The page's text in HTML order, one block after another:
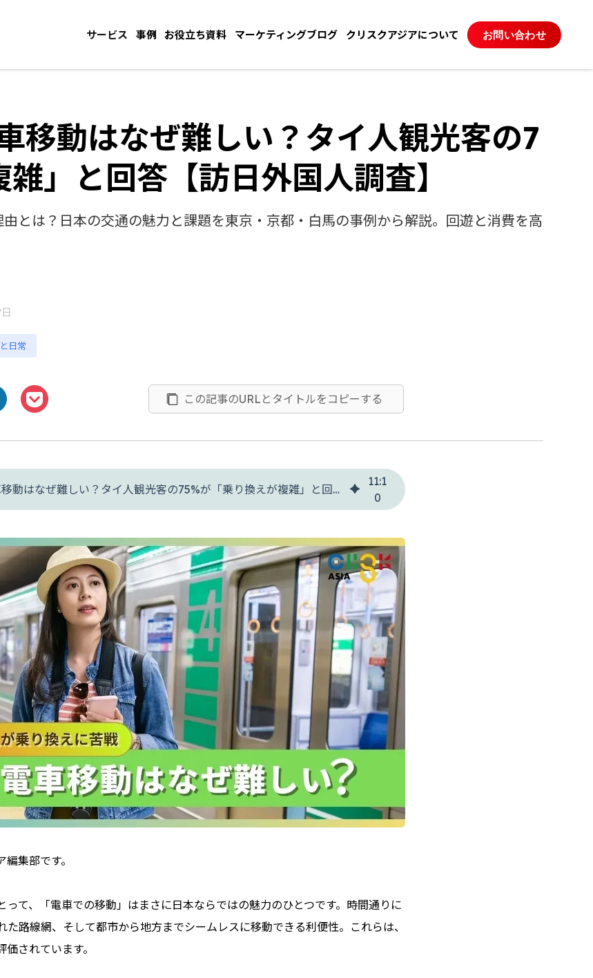
サービス 事例 お役立ち資料 マーケティングブログ クリスクアジアについて お問い合わせ
移動はなぜ難しい？タイ人観光客の7
」と回答【訪日外国人調査】
とは？日本の交通の魅力と課題を東京・京都・白馬の事例から解説。回遊と消費を高
日常
この記事のURLとタイトルをコピーする
日本の魅力である電車移動はなぜ難しい？タイ人観光客の75%が「乗り換えが複雑」と回答【訪日外国人調査】
11:1
0
集部です。
って、「電車での移動」はまさに日本ならではの魅力のひとつです。時間通りに
路線網、そして都市から地方までシームレスに移動できる利便性。これらは、
されています。